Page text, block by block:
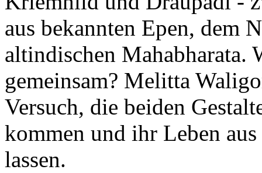
aus bekannten Epen, dem
altindischen Mahabharata.
gemeinsam? Melitta
Versuch, die beiden
kommen und ihr Leben
lassen.